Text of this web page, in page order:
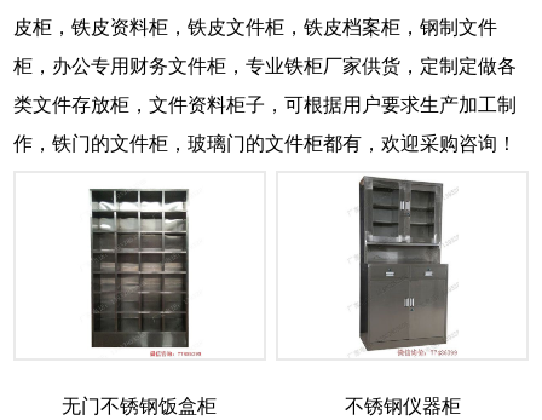
皮柜，铁皮资料柜，铁皮文件柜，铁皮档案柜，钢制文件
柜，办公专用财务文件柜，专业铁柜厂家供货，定制定做各
类文件存放柜，文件资料柜子，可根据用户要求生产加工制
作，铁门的文件柜，玻璃门的文件柜都有，欢迎采购咨询！
无门不锈钢饭盒柜 不锈钢仪器柜